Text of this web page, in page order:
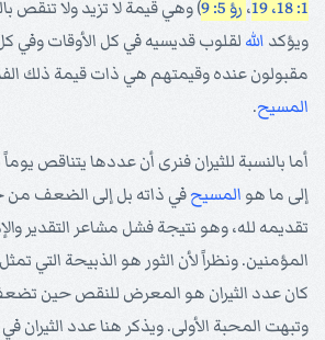
1: 18، 19 ، رؤ 5: 9
) وهي قيمة لا تزيد ولا تنقص
ويؤكد الله لقلوب قديسيه في كل الأوقات وفي
مقبولون عنده وقيمتهم هي ذات قيمة ذلك
المسيح.
أما بالنسبة للثيران فنرى أن عددها يتناقص
إلى ما هو المسيحفي ذاته بل إلى الضعف
تقديمه لله، وهو نتيجة فشل مشاعر التقدير
المؤمنين. ونظراً لأن الثور هو الذبيحة التي
كان عدد الثيران هو المعرض للنقص حين
وتبهت المحبة الأولى. ويذكر هنا عدد الثيران